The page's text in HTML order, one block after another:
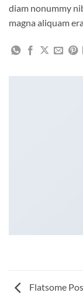
diam nonummy
magna aliquam
Flatsome